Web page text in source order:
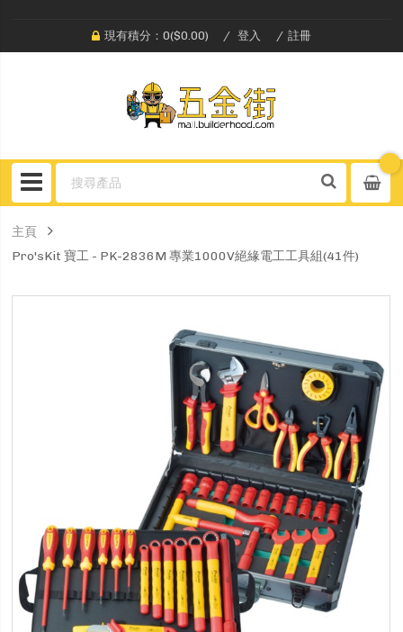
現有積分：0($0.00) 登入 註冊
主頁
Pro'sKit 寶工 - PK-2836M 專業1000V絕緣電工工具組(41件)